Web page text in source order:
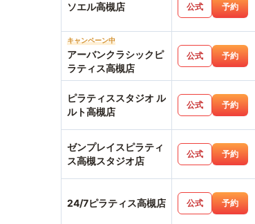
ソエル高槻店 公式 予約
キャンペーン中
アーバンクラシックピ
ラティス高槻店
公式 予約
ピラティススタジオ ル
ルト高槻店
公式 予約
ゼンプレイスピラティ
ス高槻スタジオ店
公式 予約
24/7ピラティス高槻店 公式 予約